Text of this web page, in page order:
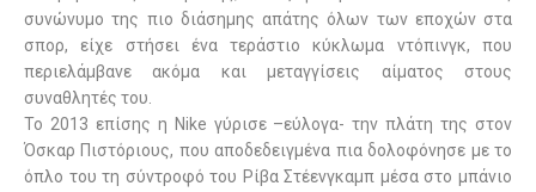
συνώνυμο της πιο διάσημης απάτης όλων των εποχών στα
σπορ, είχε στήσει ένα τεράστιο κύκλωμα ντόπινγκ, που
περιελάμβανε ακόμα και μεταγγίσεις αίματος στους
συναθλητές του.
Το 2013 επίσης η Nike γύρισε –εύλογα- την πλάτη της στον
Όσκαρ Πιστόριους, που αποδεδειγμένα πια δολοφόνησε με το
όπλο του τη σύντροφό του Ρίβα Στέενγκαμπ μέσα στο μπάνιο